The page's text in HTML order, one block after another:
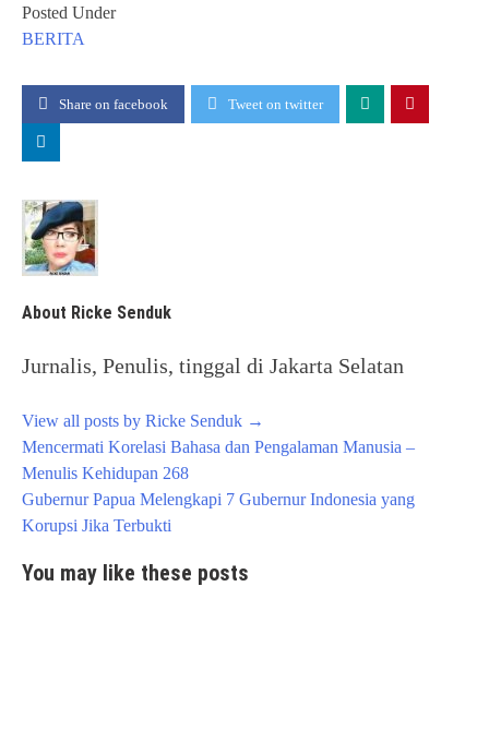
Posted Under
BERITA
Share on facebook Tweet on twitter
About Ricke Senduk
Jurnalis, Penulis, tinggal di Jakarta Selatan
View all posts by Ricke Senduk →
Post
navigation
Mencermati Korelasi Bahasa dan Pengalaman Manusia –
Menulis Kehidupan 268
Gubernur Papua Melengkapi 7 Gubernur Indonesia yang
Korupsi Jika Terbukti
You may like these posts